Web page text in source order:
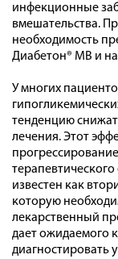
инфекционные
вмешательства.
необходимость
Диабетон® MB и
У многих
тенденцию
лечения. Этот
известен как
которую
лекарственный
дает ожидаемого
диагностировать